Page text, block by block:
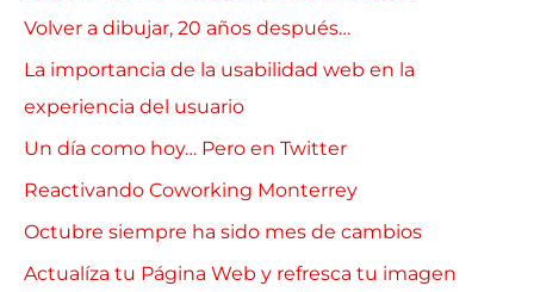
Volver a dibujar, 20 años después…
La importancia de la usabilidad web en la
experiencia del usuario
Un día como hoy… Pero en Twitter
Reactivando Coworking Monterrey
Octubre siempre ha sido mes de cambios
Actualíza tu Página Web y refresca tu imagen